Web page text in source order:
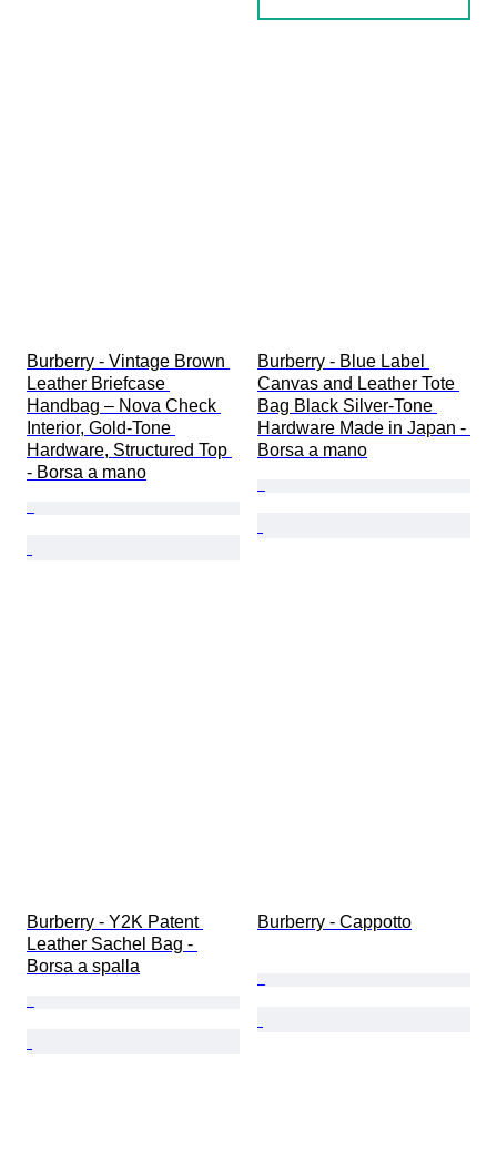
Burberry - Vintage Brown
Leather Briefcase
Handbag – Nova Check
Interior, Gold-Tone
Hardware, Structured Top
- Borsa a mano
Burberry - Blue Label
Canvas and Leather Tote
Bag Black Silver-Tone
Hardware Made in Japan -
Borsa a mano
Burberry - Y2K Patent
Leather Sachel Bag -
Borsa a spalla
Burberry - Cappotto